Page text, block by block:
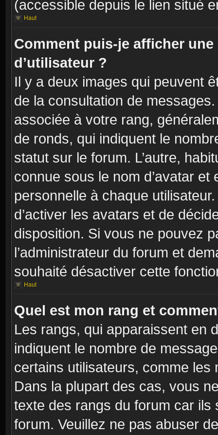
(accessible depuis le lien situé
Haut
Comment puis-je afficher
d’utilisateur ?
Il y a deux images qui peuvent
de la consultation de messages.
associée à votre rang,
de ronds, qui indiquent le
statut sur le forum. L’autre,
connue sous le nom d’avatar
personnelle à chaque
d’activer les avatars et de
disposition. Si vous ne pouvez
l’administrateur du forum et
souhaité désactiver cette
Haut
Quel est mon rang et
Les rangs, qui apparaissent en
indiquent le nombre de
certains utilisateurs, comme
Dans la plupart des cas, vous
texte des rangs du forum car ils
forum. Veuillez ne pas abuser